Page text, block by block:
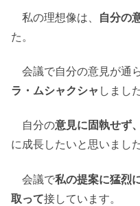
私の理想像は、 自分の
た。
会議で自分の意見が通
ラ・ムシャクシャ しました
自分の意見に固執せず
に成長したいと思いました
会議で私の提案に猛烈
取って接しています。